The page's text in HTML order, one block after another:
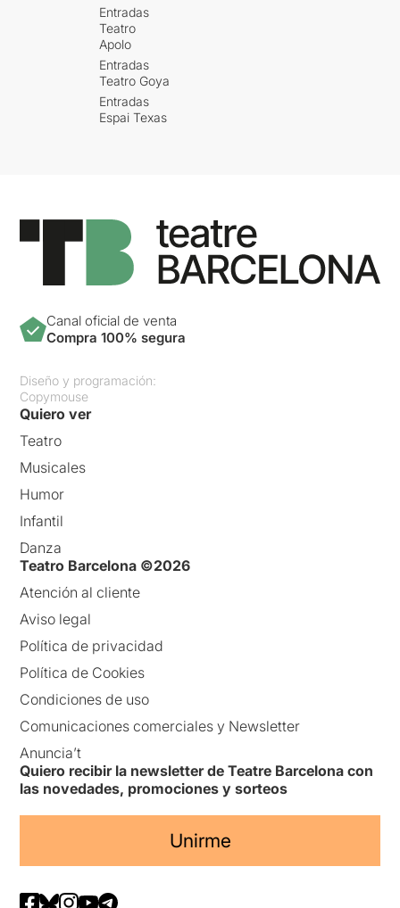
Entradas
Teatro
Apolo
Entradas
Teatro Goya
Entradas
Espai Texas
Canal oficial de venta
Compra 100% segura
Diseño y programación:
Copymouse
Quiero ver
Teatro
Musicales
Humor
Infantil
Danza
Teatro Barcelona ©2026
Atención al cliente
Aviso legal
Política de privacidad
Política de Cookies
Condiciones de uso
Comunicaciones comerciales y Newsletter
Anuncia’t
Quiero recibir la newsletter de Teatre Barcelona con
las novedades, promociones y sorteos
Unirme